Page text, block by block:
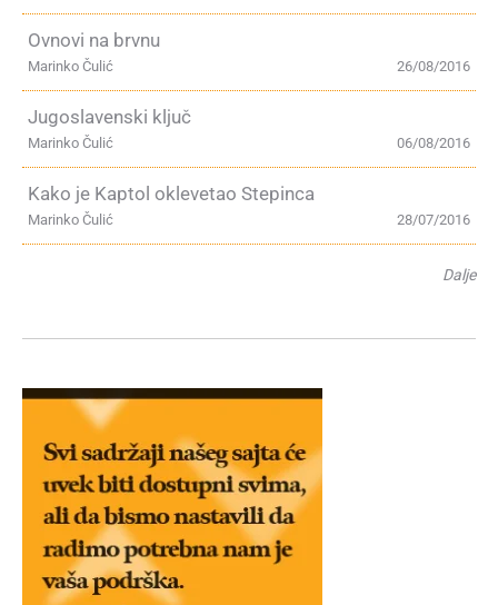
Ovnovi na brvnu
26/08/2016
Marinko Čulić
Jugoslavenski ključ
06/08/2016
Marinko Čulić
Kako je Kaptol oklevetao Stepinca
28/07/2016
Marinko Čulić
Dalje